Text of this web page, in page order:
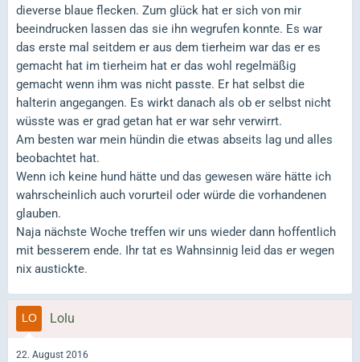
dieverse blaue flecken. Zum glück hat er sich von mir
beeindrucken lassen das sie ihn wegrufen konnte. Es war
das erste mal seitdem er aus dem tierheim war das er es
gemacht hat im tierheim hat er das wohl regelmäßig
gemacht wenn ihm was nicht passte. Er hat selbst die
halterin angegangen. Es wirkt danach als ob er selbst nicht
wüsste was er grad getan hat er war sehr verwirrt.
Am besten war mein hündin die etwas abseits lag und alles
beobachtet hat.
Wenn ich keine hund hätte und das gewesen wäre hätte ich
wahrscheinlich auch vorurteil oder würde die vorhandenen
glauben.
Naja nächste Woche treffen wir uns wieder dann hoffentlich
mit besserem ende. Ihr tat es Wahnsinnig leid das er wegen
nix austickte.
Lolu
22. August 2016